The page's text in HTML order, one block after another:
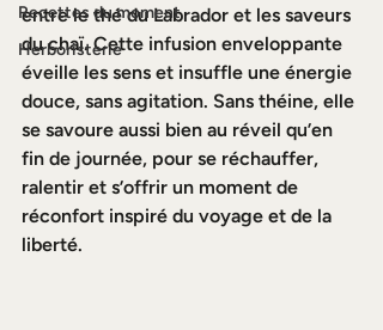
Recettes du moment
Herboristerie
entre le thé du Labrador et les saveurs
du chaï. Cette infusion enveloppante
éveille les sens et insuffle une énergie
douce, sans agitation. Sans théine, elle
se savoure aussi bien au réveil qu’en
fin de journée, pour se réchauffer,
ralentir et s’offrir un moment de
réconfort inspiré du voyage et de la
liberté.